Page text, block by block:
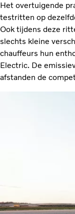
Het overtuigende
testritten op
Ook tijdens deze
slechts kleine
chauffeurs hun
Electric. De
afstanden de